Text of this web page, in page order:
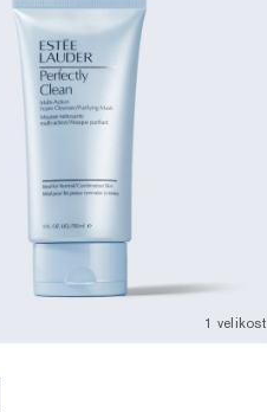
1 velikost